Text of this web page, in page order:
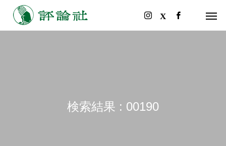
検索結果 : 00190